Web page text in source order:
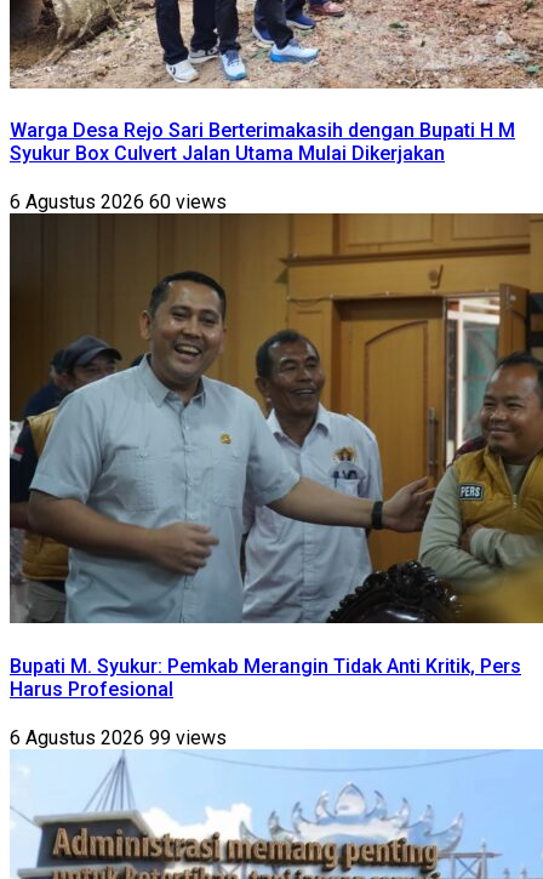
Warga Desa Rejo Sari Berterimakasih dengan Bupati H M
Syukur Box Culvert Jalan Utama Mulai Dikerjakan
6 Agustus 2026 60 views
Bupati M. Syukur: Pemkab Merangin Tidak Anti Kritik, Pers
Harus Profesional
6 Agustus 2026 99 views